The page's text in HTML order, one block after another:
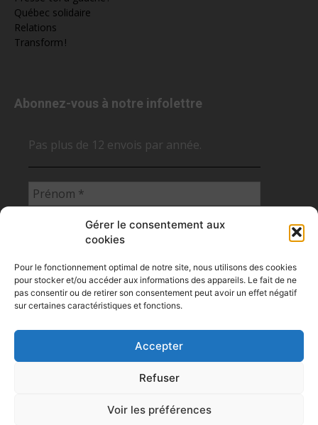
Gérer le consentement aux
cookies
Pour le fonctionnement optimal de notre site, nous utilisons des cookies
pour stocker et/ou accéder aux informations des appareils. Le fait de ne
pas consentir ou de retirer son consentement peut avoir un effet négatif
sur certaines caractéristiques et fonctions.
Accepter
Refuser
Voir les préférences
Québec solidaire
Relations
Transform !
Abonnez-vous à notre infolettre
Pas plus de 12 envois par année.